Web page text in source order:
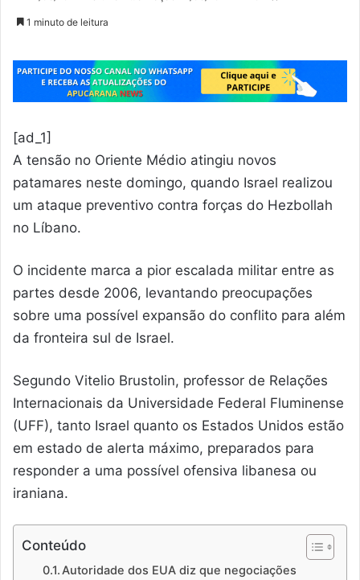
1 minuto de leitura
[ad_1]
A tensão no Oriente Médio atingiu novos
patamares neste domingo, quando Israel realizou
um ataque preventivo contra forças do Hezbollah
no Líbano.
O incidente marca a pior escalada militar entre as
partes desde 2006, levantando preocupações
sobre uma possível expansão do conflito para além
da fronteira sul de Israel.
Segundo Vitelio Brustolin, professor de Relações
Internacionais da Universidade Federal Fluminense
(UFF), tanto Israel quanto os Estados Unidos estão
em estado de alerta máximo, preparados para
responder a uma possível ofensiva libanesa ou
iraniana.
Conteúdo
Autoridade dos EUA diz que negociações